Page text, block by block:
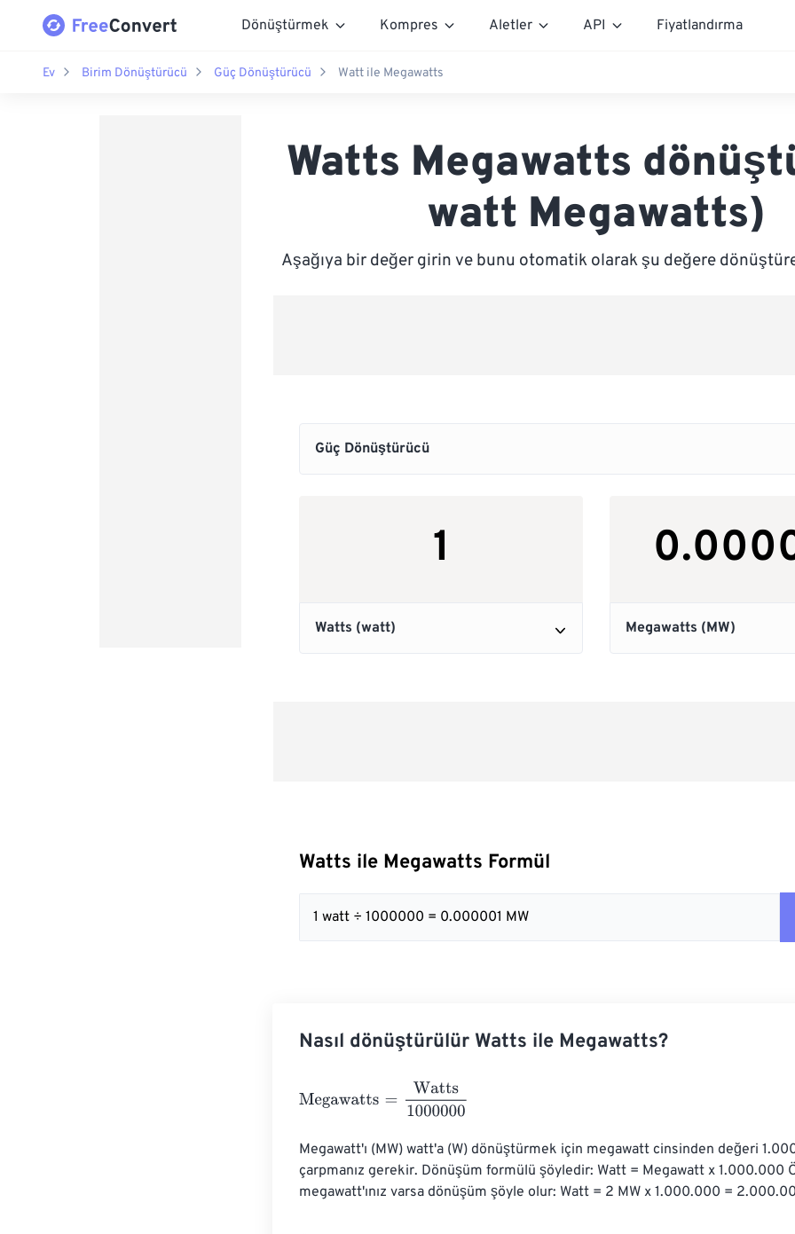
Dönüştürmek Kompres Aletler API Fiyatlandırma
Ev Birim Dönüştürücü Güç Dönüştürücü Watt ile Megawatts
Watts Megawatts
watt Megawatts)
Aşağıya bir değer girin ve bunu otomatik olarak şu değere
Watts ile Megawatts Formül
1 watt ÷ 1000000 = 0.000001 MW
Nasıl dönüştürülür Watts ile Megawatts?
Megawatts = 1000000
Megawatt'ı (MW) watt'a (W) dönüştürmek için megawatt cinsinden değeri
çarpmanız gerekir. Dönüşüm formülü şöyledir: Watt = Megawatt x 1.000.000
megawatt'ınız varsa dönüşüm şöyle olur: Watt = 2 MW x 1.000.000 =